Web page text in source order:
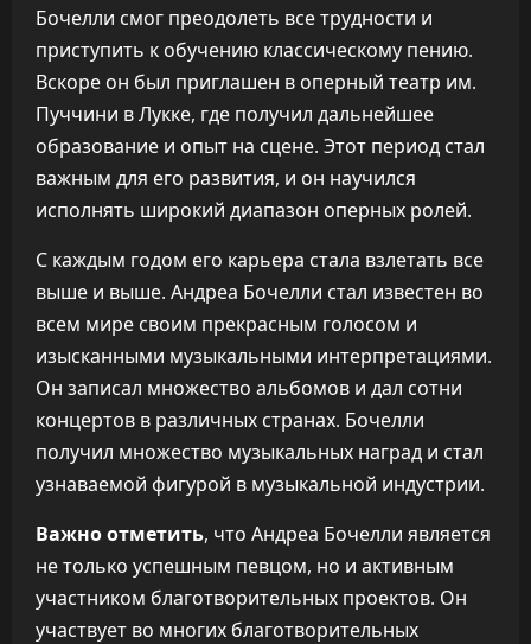
Бочелли смог преодолеть все трудности и
приступить к обучению классическому пению.
Вскоре он был приглашен в оперный театр им.
Пуччини в Лукке, где получил дальнейшее
образование и опыт на сцене. Этот период стал
важным для его развития, и он научился
исполнять широкий диапазон оперных ролей.
С каждым годом его карьера стала взлетать все
выше и выше. Андреа Бочелли стал известен во
всем мире своим прекрасным голосом и
изысканными музыкальными интерпретациями.
Он записал множество альбомов и дал сотни
концертов в различных странах. Бочелли
получил множество музыкальных наград и стал
узнаваемой фигурой в музыкальной индустрии.
Важно отметить, что Андреа Бочелли является
не только успешным певцом, но и активным
участником благотворительных проектов. Он
участвует во многих благотворительных